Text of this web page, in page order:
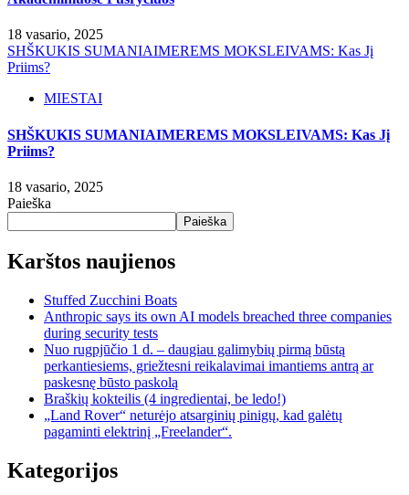
18 vasario, 2025
SHŠKUKIS SUMANIAIMEREMS MOKSLEIVAMS: Kas Jį
Priims?
MIESTAI
SHŠKUKIS SUMANIAIMEREMS MOKSLEIVAMS: Kas Jį
Priims?
18 vasario, 2025
Paieška
Paieška
Karštos naujienos
Stuffed Zucchini Boats
Anthropic says its own AI models breached three companies
during security tests
Nuo rugpjūčio 1 d. – daugiau galimybių pirmą būstą
perkantiesiems, griežtesni reikalavimai imantiems antrą ar
paskesnę būsto paskolą
Braškių kokteilis (4 ingredientai, be ledo!)
„Land Rover“ neturėjo atsarginių pinigų, kad galėtų
pagaminti elektrinį „Freelander“.
Kategorijos